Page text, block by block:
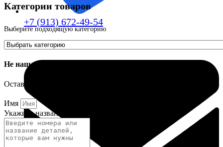
+7 (913) 672-49-54
Категории товаров
Выберите подходящую категорию
Не нашли деталь?
Оставьте заявку и мы постараемся вам помочь.
Имя
Укажите название или номера деталей